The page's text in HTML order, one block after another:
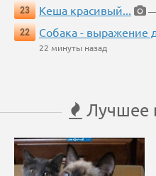
23
Кеша красивый...
—
22
Собака - выражение
22 минуты назад
Лучшее